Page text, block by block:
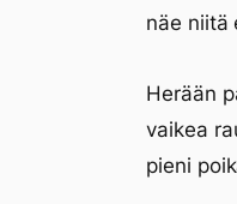
näe niitä
Herään
vaikea
pieni